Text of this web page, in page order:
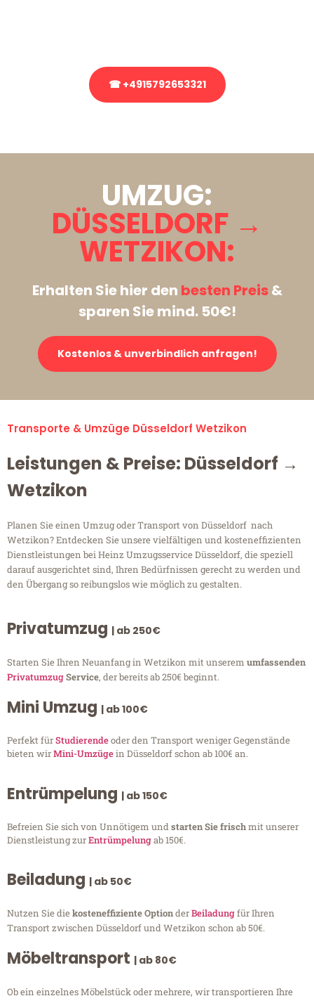
☎ +4915792653321
UMZUG:
DÜSSELDORF →
WETZIKON:
Erhalten Sie hier den besten Preis&
sparen Sie mind. 50€!
Kostenlos & unverbindlich anfragen!
Transporte & Umzüge Düsseldorf Wetzikon
Leistungen & Preise: Düsseldorf →
Wetzikon
Planen Sie einen Umzug oder Transport von Düsseldorf nach
Wetzikon? Entdecken Sie unsere vielfältigen und kosteneffizienten
Dienstleistungen bei Heinz Umzugsservice Düsseldorf, die speziell
darauf ausgerichtet sind, Ihren Bedürfnissen gerecht zu werden und
den Übergang so reibungslos wie möglich zu gestalten.
Privatumzug | ab 250€
Starten Sie Ihren Neuanfang in Wetzikon mit unserem umfassenden
PrivatumzugService, der bereits ab 250€ beginnt.
Mini Umzug | ab 100€
Perfekt fürStudierendeoder den Transport weniger Gegenstände
bieten wirMini-Umzügein Düsseldorf schon ab 100€ an.
Entrümpelung | ab 150€
Befreien Sie sich von Unnötigem undstarten Sie frischmit unserer
Dienstleistung zurEntrümpelungab 150€.
Beiladung | ab 50€
Nutzen Sie diekosteneffiziente OptionderBeiladungfür Ihren
Transport zwischen Düsseldorf und Wetzikon schon ab 50€.
Möbeltransport | ab 80€
Ob ein einzelnes Möbelstück oder mehrere, wir transportieren Ihre